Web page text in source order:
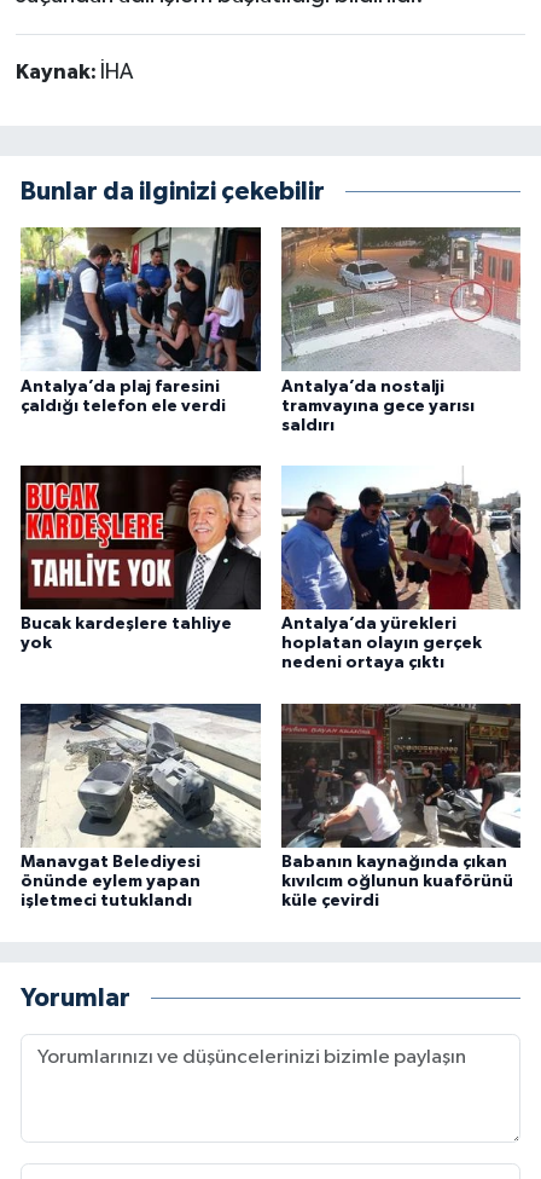
Kaynak: İHA
Bunlar da ilginizi çekebilir
Antalya’da plaj faresini
çaldığı telefon ele verdi
Antalya’da nostalji
tramvayına gece yarısı
saldırı
Bucak kardeşlere tahliye
yok
Antalya’da yürekleri
hoplatan olayın gerçek
nedeni ortaya çıktı
Manavgat Belediyesi
önünde eylem yapan
işletmeci tutuklandı
Babanın kaynağında çıkan
kıvılcım oğlunun kuaförünü
küle çevirdi
Yorumlar